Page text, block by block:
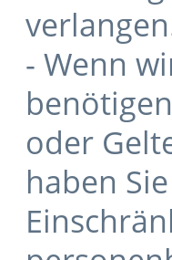
- Wenn
oder
haben